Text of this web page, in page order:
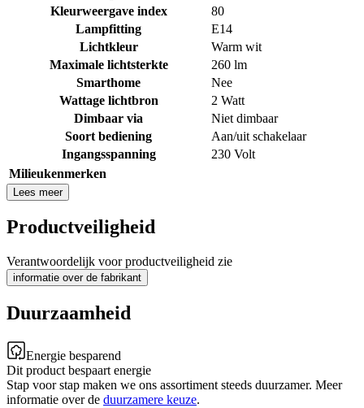
Kleurweergave index
80
Lampfitting
E14
Lichtkleur
Warm wit
Maximale lichtsterkte
260 lm
Smarthome
Nee
Wattage lichtbron
2 Watt
Dimbaar via
Niet dimbaar
Soort bediening
Aan/uit schakelaar
Ingangsspanning
230 Volt
Milieukenmerken
Lees meer
Productveiligheid
Verantwoordelijk voor productveiligheid zie
informatie over de fabrikant
Duurzaamheid
Energie besparend
Dit product bespaart energie
Stap voor stap maken we ons assortiment steeds duurzamer. Meer
informatie over de duurzamere keuze.